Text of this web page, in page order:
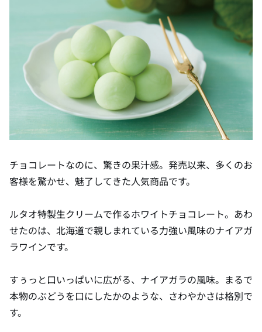
チョコレートなのに、驚きの果汁感。発売以来、多くのお
客様を驚かせ、魅了してきた人気商品です。
ルタオ特製生クリームで作るホワイトチョコレート。あわ
せたのは、北海道で親しまれている力強い風味のナイアガ
ラワインです。
すぅっと口いっぱいに広がる、ナイアガラの風味。まるで
本物のぶどうを口にしたかのような、さわやかさは格別で
す。